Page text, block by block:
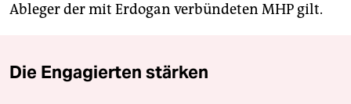
Ableger der mit Erdogan verbündeten MHP gilt.
Die Engagierten stärken